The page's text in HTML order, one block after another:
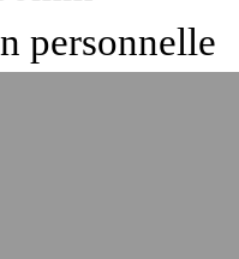
personnelle